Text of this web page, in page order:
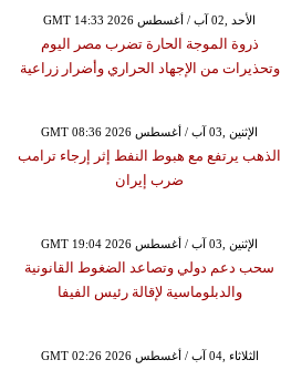
GMT 14:33 2026 الأحد ,02 آب / أغسطس
ذروة الموجة الحارة تضرب مصر اليوم
وتحذيرات من الإجهاد الحراري وأضرار زراعية
GMT 08:36 2026 الإثنين ,03 آب / أغسطس
الذهب يرتفع مع هبوط النفط إثر إرجاء ترامب
ضرب إيران
GMT 19:04 2026 الإثنين ,03 آب / أغسطس
سحب دعم دولي وتصاعد الضغوط القانونية
والدبلوماسية لإقالة رئيس الفيفا
GMT 02:26 2026 الثلاثاء ,04 آب / أغسطس